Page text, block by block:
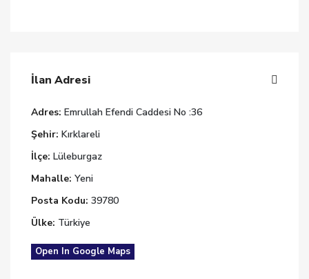
İlan Adresi
Adres: Emrullah Efendi Caddesi No :36
Şehir: Kırklareli
İlçe: Lüleburgaz
Mahalle: Yeni
Posta Kodu: 39780
Ülke: Türkiye
Open In Google Maps